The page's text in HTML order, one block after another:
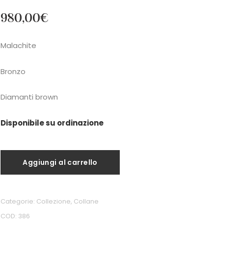
980,00€
Malachite
Bronzo
Diamanti brown
Disponibile su ordinazione
Aggiungi al carrello
COD: 386
Categorie: Collezione, Collane